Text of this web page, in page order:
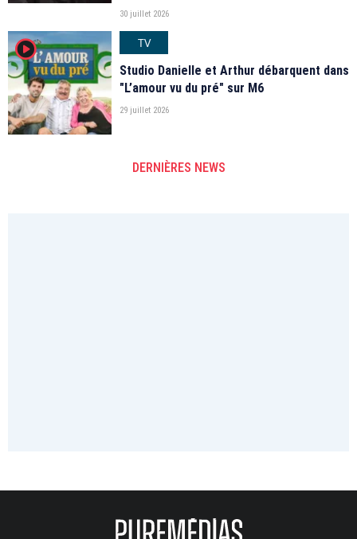
30 juillet 2026
player2
TV
Studio Danielle et Arthur débarquent dans
"L’amour vu du pré" sur M6
29 juillet 2026
DERNIÈRES NEWS